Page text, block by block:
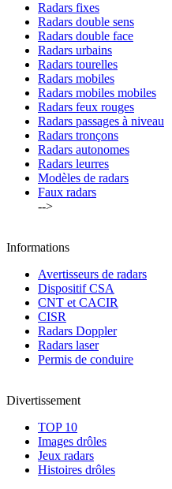
Radars fixes
Radars double sens
Radars double face
Radars urbains
Radars tourelles
Radars mobiles
Radars mobiles mobiles
Radars feux rouges
Radars passages à niveau
Radars tronçons
Radars autonomes
Radars leurres
Modèles de radars
Faux radars
-->
Informations
Avertisseurs de radars
Dispositif CSA
CNT et CACIR
CISR
Radars Doppler
Radars laser
Permis de conduire
Divertissement
TOP 10
Images drôles
Jeux radars
Histoires drôles